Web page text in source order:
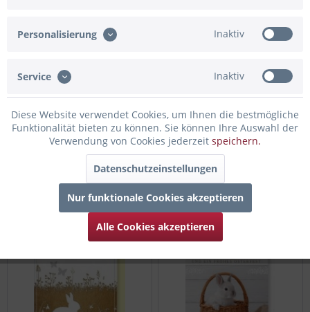
Ostergrußkarte "Frohe
Ostern" mit Tulpenstrauß
Ostergrußkarte
"Ostergrüße" mit Osterei
3,00 € *
Personalisierung Inaktiv
Service Inaktiv
Diese Website verwendet Cookies, um Ihnen die bestmögliche
Funktionalität bieten zu können. Sie können Ihre Auswahl der
Verwendung von Cookies jederzeit speichern.
Datenschutzeinstellungen
Nur funktionale Cookies akzeptieren
Alle Cookies akzeptieren